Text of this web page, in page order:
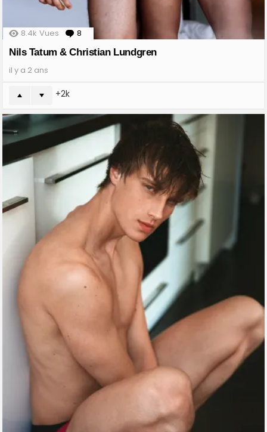
8.4k Vues 8
Comments
Nils Tatum & Christian Lundgren
il y a 2 ans
2k